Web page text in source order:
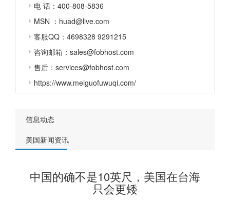
电 话：400-808-5836
MSN ：huad@live.com
客服QQ：4698328 9291215
咨询邮箱：sales@fobhost.com
售后：services@fobhost.com
https://www.meiguofuwuqi.com/
信息动态
美国新闻资讯
中国的确不是10英尺，美国在台海
只会更矮